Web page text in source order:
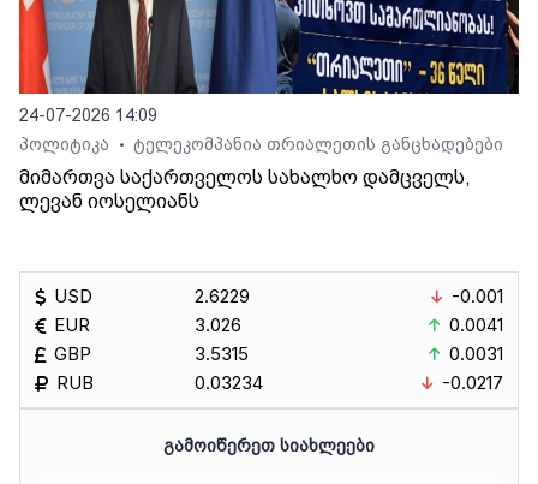
24-07-2026 14:09
პოლიტიკა
• ტელეკომპანია თრიალეთის განცხადებები
მიმართვა საქართველოს სახალხო დამცველს,
ლევან იოსელიანს
USD
EUR
GBP
RUB
2.6229
3.026
3.5315
0.03234
-0.001
0.0041
0.0031
-0.0217
ᲒᲐᲛᲝᲘᲬᲔᲠᲔᲗ ᲡᲘᲐᲮᲚᲔᲔᲑᲘ